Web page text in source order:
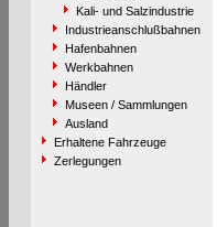
Kali- und Salzindustrie
Industrieanschlußbahnen
Hafenbahnen
Werkbahnen
Händler
Museen / Sammlungen
Ausland
Erhaltene Fahrzeuge
Zerlegungen